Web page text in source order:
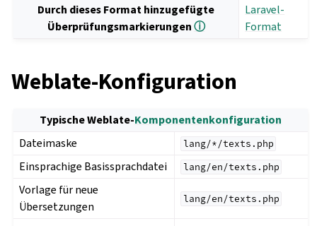
Durch dieses Format hinzugefügte
Überprüfungsmarkierungenⓘ
Laravel-
Format
Weblate-Konfiguration
Typische Weblate-Komponentenkonfiguration
Dateimaske
lang/*/texts.php
Einsprachige Basissprachdatei lang/en/texts.php
Vorlage für neue
Übersetzungen
lang/en/texts.php